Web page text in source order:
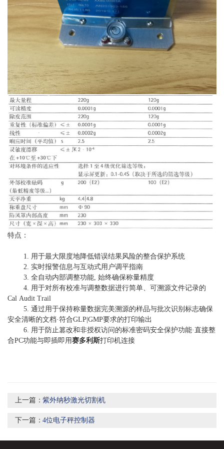
特点：
1. 用于最大限度地降低错误结果风险的整合保护系统
2. 实时报警信息与互动式用户调平指南
3. 全自动内部调整功能, 始终确保称量精度
4. 用于对所有校准与调整数据进行简单、可溯源文件记录的
Cal Audit Trail
5. 通过用于保持称量数据完美溯源的样品与批次识别标志确保
安全清晰的文档·符合GLP|GMP要求的打印输出
6. 用于防止篡改和非授权访问的标准密码安全保护功能·直接整
合PC功能与即插即用赛多利斯打印机连接
上一篇：紫外纳秒激光切割机
下一篇：4位电子秤控制器